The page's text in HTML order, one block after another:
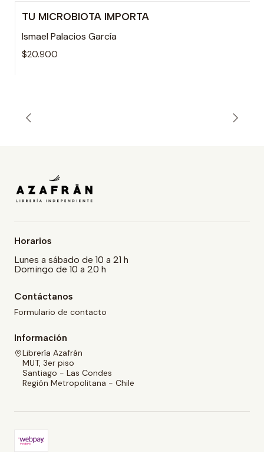
TU MICROBIOTA IMPORTA
Ismael Palacios García
$20.900
Horarios
Lunes a sábado de 10 a 21 h
Domingo de 10 a 20 h
Contáctanos
Formulario de contacto
Información
Librería Azafrán
MUT, 3er piso
Santiago - Las Condes
Región Metropolitana - Chile